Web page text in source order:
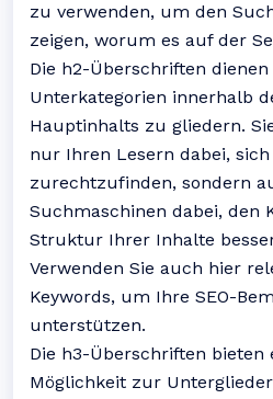
zu verwenden, um den
zeigen, worum es auf der
Die h2-Überschriften
Unterkategorien innerhalb
Hauptinhalts zu gliedern.
nur Ihren Lesern dabei,
zurechtzufinden, sondern
Suchmaschinen dabei, den
Struktur Ihrer Inhalte
Verwenden Sie auch hier
Keywords, um Ihre SEO-
unterstützen.
Die h3-Überschriften bieten
Möglichkeit zur